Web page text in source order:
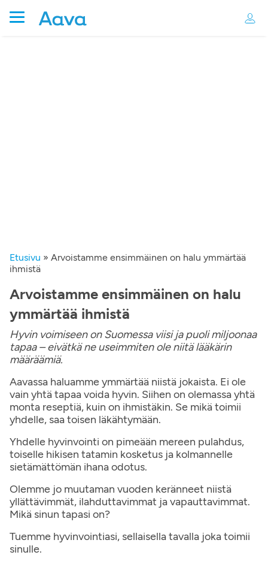
Etusivu » Arvoistamme ensimmäinen on halu ymmärtää
ihmistä
Arvoistamme ensimmäinen on halu
ymmärtää ihmistä
Hyvin voimiseen on Suomessa viisi ja puoli miljoonaa
tapaa – eivätkä ne useimmiten ole niitä lääkärin
määräämiä.
Aavassa haluamme ymmärtää niistä jokaista. Ei ole
vain yhtä tapaa voida hyvin. Siihen on olemassa yhtä
monta reseptiä, kuin on ihmistäkin. Se mikä toimii
yhdelle, saa toisen läkähtymään.
Yhdelle hyvinvointi on pimeään mereen pulahdus,
toiselle hikisen tatamin kosketus ja kolmannelle
sietämättömän ihana odotus.
Olemme jo muutaman vuoden keränneet niistä
yllättävimmät, ilahduttavimmat ja vapauttavimmat.
Mikä sinun tapasi on?
Tuemme hyvinvointiasi, sellaisella tavalla joka toimii
sinulle.